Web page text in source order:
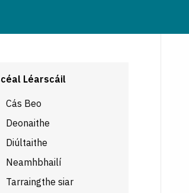
Léarscáil
Cás Beo
Deonaithe
Diúltaithe
Neamhbhailí
Tarraingthe siar